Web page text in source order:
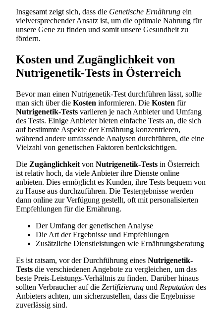
Insgesamt zeigt sich, dass die Genetische Ernährung ein
vielversprechender Ansatz ist, um die optimale Nahrung für
unsere Gene zu finden und somit unsere Gesundheit zu
fördern.
Kosten und Zugänglichkeit von
Nutrigenetik-Tests in Österreich
Bevor man einen Nutrigenetik-Test durchführen lässt, sollte
man sich über die Kosten informieren. Die Kosten für
Nutrigenetik-Tests variieren je nach Anbieter und Umfang
des Tests. Einige Anbieter bieten einfache Tests an, die sich
auf bestimmte Aspekte der Ernährung konzentrieren,
während andere umfassende Analysen durchführen, die eine
Vielzahl von genetischen Faktoren berücksichtigen.
Die Zugänglichkeit von Nutrigenetik-Tests in Österreich
ist relativ hoch, da viele Anbieter ihre Dienste online
anbieten. Dies ermöglicht es Kunden, ihre Tests bequem von
zu Hause aus durchzuführen. Die Testergebnisse werden
dann online zur Verfügung gestellt, oft mit personalisierten
Empfehlungen für die Ernährung.
Der Umfang der genetischen Analyse
Die Art der Ergebnisse und Empfehlungen
Zusätzliche Dienstleistungen wie Ernährungsberatung
Es ist ratsam, vor der Durchführung eines Nutrigenetik-
Tests die verschiedenen Angebote zu vergleichen, um das
beste Preis-Leistungs-Verhältnis zu finden. Darüber hinaus
sollten Verbraucher auf die Zertifizierung und Reputation des
Anbieters achten, um sicherzustellen, dass die Ergebnisse
zuverlässig sind.